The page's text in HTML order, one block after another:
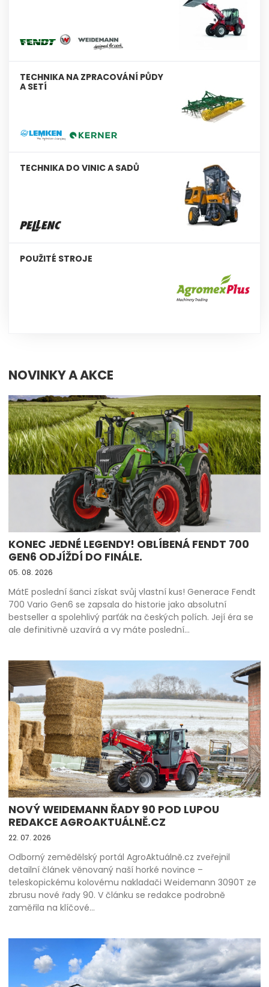
TECHNIKA NA ZPRACOVÁNÍ PŮDY
A SETÍ
TECHNIKA DO VINIC A SADŮ
POUŽITÉ STROJE
NOVINKY A AKCE
KONEC JEDNÉ LEGENDY! OBLÍBENÁ FENDT 700
GEN6 ODJÍŽDÍ DO FINÁLE.
05. 08. 2026
MátE poslední šanci získat svůj vlastní kus! Generace Fendt
700 Vario Gen6 se zapsala do historie jako absolutní
bestseller a spolehlivý parťák na českých polích. Její éra se
ale definitivně uzavírá a vy máte poslední…
NOVÝ WEIDEMANN ŘADY 90 POD LUPOU
REDAKCE AGROAKTUÁLNĚ.CZ
22. 07. 2026
Odborný zemědělský portál AgroAktuálně.cz zveřejnil
detailní článek věnovaný naší horké novince –
teleskopickému kolovému nakladači Weidemann 3090T ze
zbrusu nové řady 90. V článku se redakce podrobně
zaměřila na klíčové…